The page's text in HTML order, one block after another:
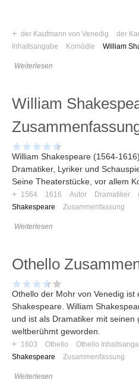
Aktive Forenbeiträge
Dies ist das Forum um neue
Regeln (Bitte vor dem posten lesen)
+ der Kaufmann von Venedig
der
Inhaltsangabe
Komödie William
Weiterlesen
William
William Shakespeare (1564-
Dramatiker, Lyriker und
Seine Theaterstücke, vor allem
+ 1564 1616 Autor Dramatiker
Shakespeare
Zusammenfassung
Weiterlesen
Othello
Othello der Mohr von Venedig ist
Shakespeare. William
und ist als Dramatiker mit seinen
weltberühmt geworden.
+ 1603 Othello Othello
Shakespeare
Zusammenfassung
Weiterlesen